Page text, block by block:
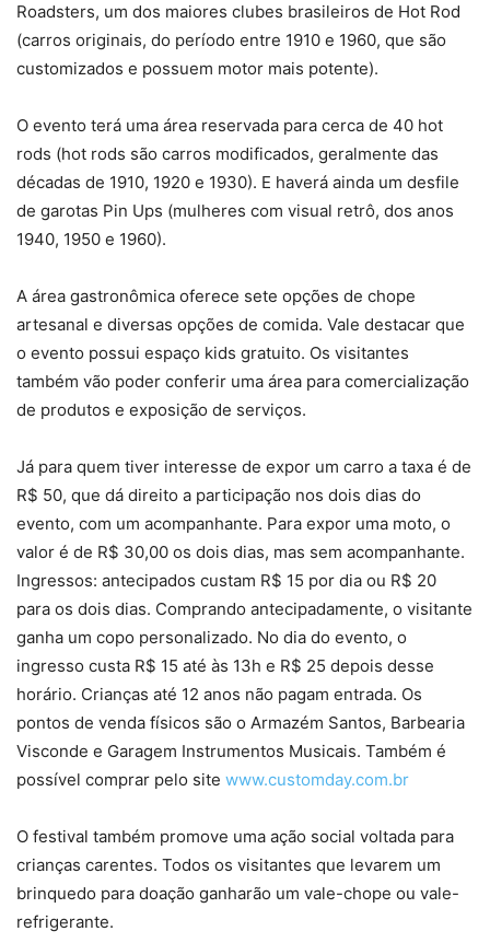
Roadsters, um dos maiores clubes brasileiros de Hot Rod
(carros originais, do período entre 1910 e 1960, que são
customizados e possuem motor mais potente).
O evento terá uma área reservada para cerca de 40 hot
rods (hot rods são carros modificados, geralmente das
décadas de 1910, 1920 e 1930). E haverá ainda um desfile
de garotas Pin Ups (mulheres com visual retrô, dos anos
1940, 1950 e 1960).
A área gastronômica oferece sete opções de chope
artesanal e diversas opções de comida. Vale destacar que
o evento possui espaço kids gratuito. Os visitantes
também vão poder conferir uma área para comercialização
de produtos e exposição de serviços.
Já para quem tiver interesse de expor um carro a taxa é de
R$ 50, que dá direito a participação nos dois dias do
evento, com um acompanhante. Para expor uma moto, o
valor é de R$ 30,00 os dois dias, mas sem acompanhante.
Ingressos: antecipados custam R$ 15 por dia ou R$ 20
para os dois dias. Comprando antecipadamente, o visitante
ganha um copo personalizado. No dia do evento, o
ingresso custa R$ 15 até às 13h e R$ 25 depois desse
horário. Crianças até 12 anos não pagam entrada. Os
pontos de venda físicos são o Armazém Santos, Barbearia
Visconde e Garagem Instrumentos Musicais. Também é
possível comprar pelo site www.customday.com.br
O festival também promove uma ação social voltada para
crianças carentes. Todos os visitantes que levarem um
brinquedo para doação ganharão um vale-chope ou vale-
refrigerante.